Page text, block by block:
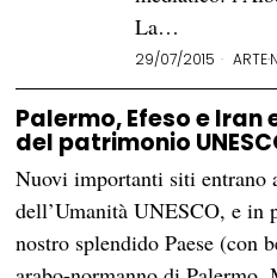
La…
29/07/2015 ARTE·
Palermo, Efeso e
del patrimonio
Nuovi importanti siti entrano
dell’Umanità UNESCO, e
nostro splendido Paese (con